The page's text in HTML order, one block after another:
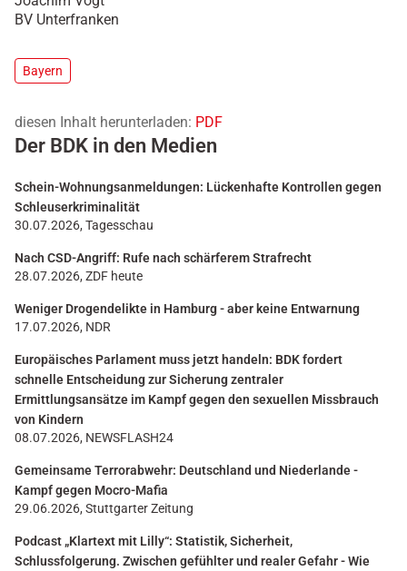
BV Unterfranken
Bayern
diesen Inhalt herunterladen: PDF
Der BDK in den Medien
Schein-Wohnungsanmeldungen: Lückenhafte Kontrollen gegen
Schleuserkriminalität
30.07.2026, Tagesschau
Nach CSD-Angriff: Rufe nach schärferem Strafrecht
28.07.2026, ZDF heute
Weniger Drogendelikte in Hamburg - aber keine Entwarnung
17.07.2026, NDR
Europäisches Parlament muss jetzt handeln: BDK fordert
schnelle Entscheidung zur Sicherung zentraler
Ermittlungsansätze im Kampf gegen den sexuellen Missbrauch
von Kindern
08.07.2026, NEWSFLASH24
Gemeinsame Terrorabwehr: Deutschland und Niederlande -
Kampf gegen Mocro-Mafia
29.06.2026, Stuttgarter Zeitung
Podcast „Klartext mit Lilly“: Statistik, Sicherheit,
Schlussfolgerung. Zwischen gefühlter und realer Gefahr - Wie